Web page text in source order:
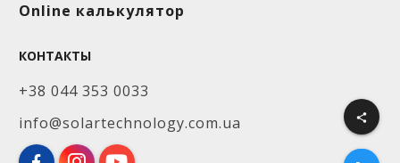
share
Online калькулятор
КОНТАКТЫ
+38 044 353 0033
info@solartechnology.com.ua